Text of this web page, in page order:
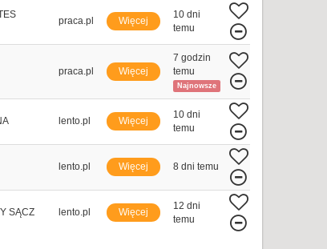
praca.pl Więcej
10 dni
temu
praca.pl Więcej
7 godzin
temu
Najnowsze
lento.pl Więcej
10 dni
temu
lento.pl Więcej 8 dni temu
SĄCZ lento.pl Więcej
12 dni
temu